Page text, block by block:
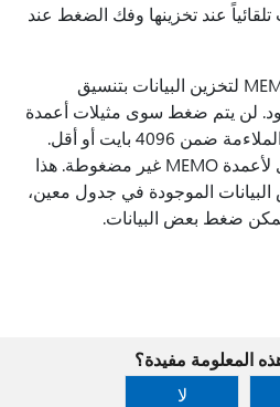
عند تخزينها وفك الضغط عند
يمكن أيضاً تعريف الأعمدة MEMO لتخزين البيانات بتنسيق
لن يتم ضغط سوى مثيلات أعمدة
MEMO، وعند الضغط ستتم الملاءمة ضمن 4096 بايت أو أقل.
وستبقى جميع المثيلات أخرى لأعمدة MEMO غير مضغوطة. هذا
الموجودة في جدول معين،
المعلومة مفيدة؟
لا